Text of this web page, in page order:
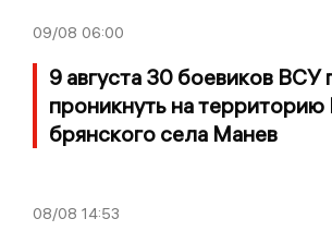
09/08 06:00
9 августа 30 боевиков ВСУ
проникнуть на
брянского села Манев
08/08 14:53